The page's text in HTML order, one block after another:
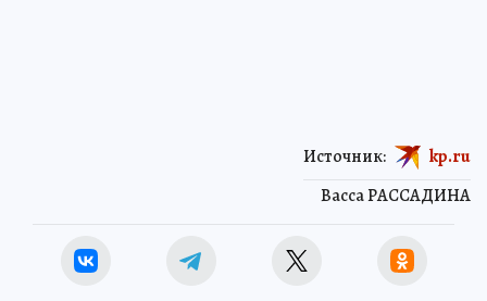
Васса РАССАДИНА
Источник: kp.ru